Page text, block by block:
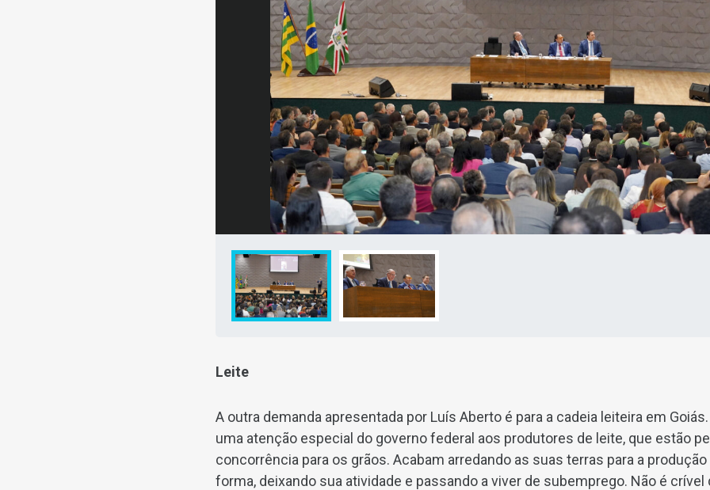
Leite
A outra demanda apresentada por Luís Aberto é para a cadeia leiteira em
uma atenção especial do governo federal aos produtores de leite, que estão
concorrência para os grãos. Acabam arredando as suas terras para a
forma, deixando sua atividade e passando a viver de subemprego. Não é crível